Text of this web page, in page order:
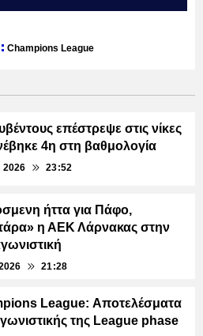
Champions League
επέστρεψε στις νίκες
4η στη βαθμολογία
2026 23:52
ήττα για Πάφο,
η ΑΕΚ Λάρνακας στην
21:28
League: Αποτελέσματα
της League phase